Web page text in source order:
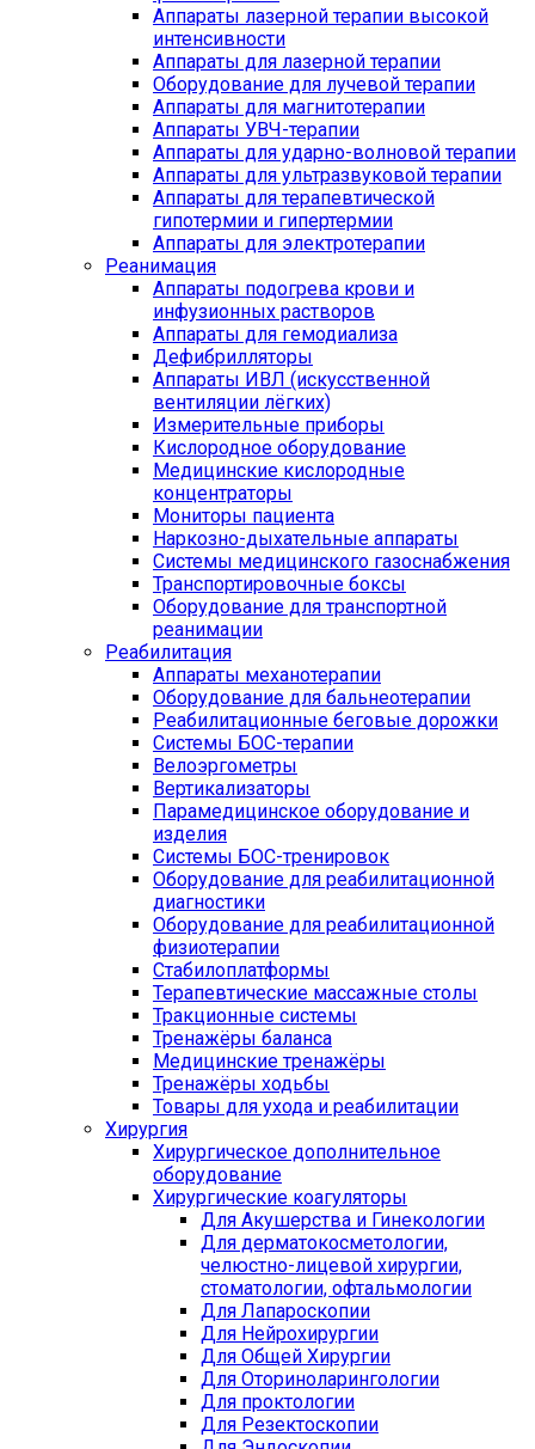
Аппараты лазерной терапии высокой
интенсивности
Аппараты для лазерной терапии
Оборудование для лучевой терапии
Аппараты для магнитотерапии
Аппараты УВЧ-терапии
Аппараты для ударно-волновой терапии
Аппараты для ультразвуковой терапии
Аппараты для терапевтической
гипотермии и гипертермии
Аппараты для электротерапии
Реанимация
Аппараты подогрева крови и
инфузионных растворов
Аппараты для гемодиализа
Дефибрилляторы
Аппараты ИВЛ (искусственной
вентиляции лёгких)
Измерительные приборы
Кислородное оборудование
Медицинские кислородные
концентраторы
Мониторы пациента
Наркозно-дыхательные аппараты
Системы медицинского газоснабжения
Транспортировочные боксы
Оборудование для транспортной
реанимации
Реабилитация
Аппараты механотерапии
Оборудование для бальнеотерапии
Реабилитационные беговые дорожки
Системы БОС-терапии
Велоэргометры
Вертикализаторы
Парамедицинское оборудование и
изделия
Системы БОС-тренировок
Оборудование для реабилитационной
диагностики
Оборудование для реабилитационной
физиотерапии
Стабилоплатформы
Терапевтические массажные столы
Тракционные системы
Тренажёры баланса
Медицинские тренажёры
Тренажёры ходьбы
Товары для ухода и реабилитации
Хирургия
Хирургическое дополнительное
оборудование
Хирургические коагуляторы
Для Акушерства и Гинекологии
Для дерматокосметологии,
челюстно-лицевой хирургии,
стоматологии, офтальмологии
Для Лапароскопии
Для Нейрохирургии
Для Общей Хирургии
Для Оториноларингологии
Для проктологии
Для Резектоскопии